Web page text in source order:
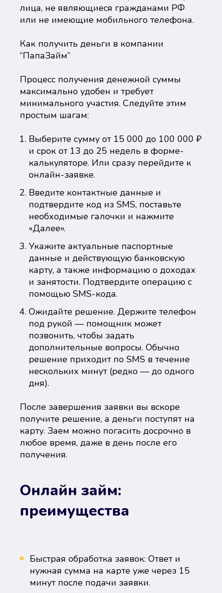
лица, не являющиеся гражданами РФ
или не имеющие мобильного телефона.
Как получить деньги в компании
“ПапаЗайм”
Процесс получения денежной суммы
максимально удобен и требует
минимального участия. Следуйте этим
простым шагам:
Выберите сумму от 15 000 до 100 000 ₽
и срок от 13 до 25 недель в форме-
калькуляторе. Или сразу перейдите к
онлайн-заявке.
Введите контактные данные и
подтвердите код из SMS, поставьте
необходимые галочки и нажмите
«Далее».
Укажите актуальные паспортные
данные и действующую банковскую
карту, а также информацию о доходах
и занятости. Подтвердите операцию с
помощью SMS-кода.
Ожидайте решение. Держите телефон
под рукой — помощник может
позвонить, чтобы задать
дополнительные вопросы. Обычно
решение приходит по SMS в течение
нескольких минут (редко — до одного
дня).
После завершения заявки вы вскоре
получите решение, а деньги поступят на
карту. Заем можно погасить досрочно в
любое время, даже в день после его
получения.
Онлайн займ:
преимущества
Быстрая обработка заявок: Ответ и
нужная сумма на карте уже через 15
минут после подачи заявки.